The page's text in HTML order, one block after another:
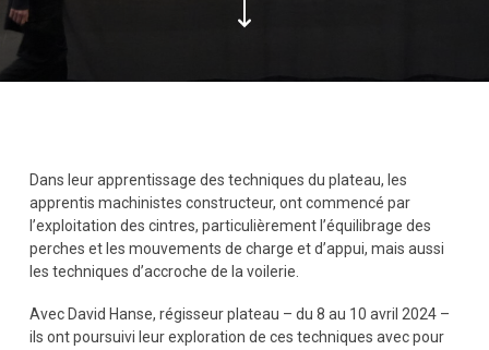
Dans leur apprentissage des techniques du plateau, les
apprentis machinistes constructeur, ont commencé par
l’exploitation des cintres, particulièrement l’équilibrage des
perches et les mouvements de charge et d’appui, mais aussi
les techniques d’accroche de la voilerie.
Avec David Hanse, régisseur plateau – du 8 au 10 avril 2024 –
ils ont poursuivi leur exploration de ces techniques avec pour